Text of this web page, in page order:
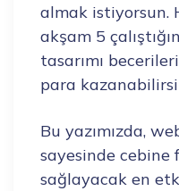
almak istiyorsun.
akşam 5
tasarımı
para
Bu yazımızda,
sayesinde
sağlayacak en